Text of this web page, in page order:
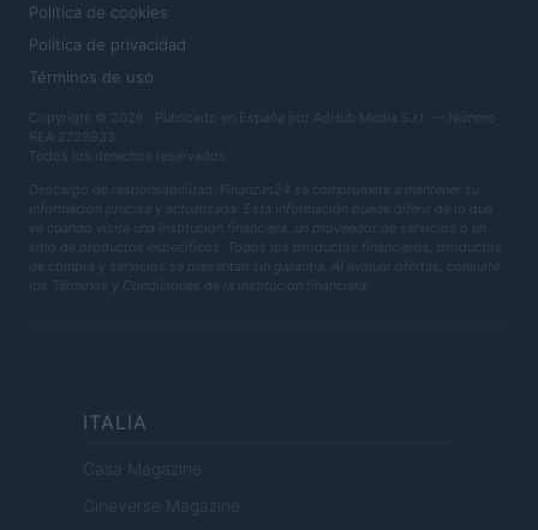
Política de cookies
Política de privacidad
Términos de uso
Copyright © 2026 · Publicado en España por AdHub Media S.r.l. — Número
REA 2729933
Todos los derechos reservados
Descargo de responsabilidad: Finanzas24 se compromete a mantener su
información precisa y actualizada. Esta información puede diferir de lo que
ve cuando visita una institución financiera, un proveedor de servicios o un
sitio de productos específicos. Todos los productos financieros, productos
de compra y servicios se presentan sin garantía. Al evaluar ofertas, consulte
los Términos y Condiciones de la institución financiera.
ITALIA
Casa Magazine
Cineverse Magazine